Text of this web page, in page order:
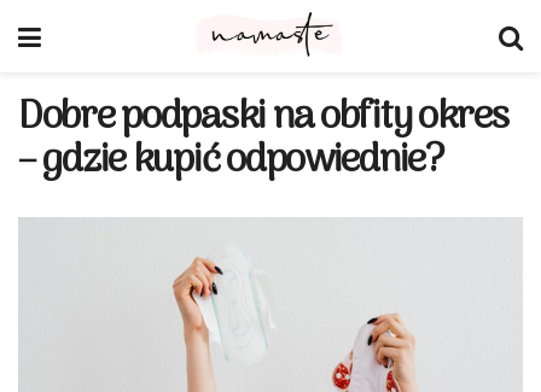
Dobre podpaski na obfity okres
– gdzie kupić odpowiednie?